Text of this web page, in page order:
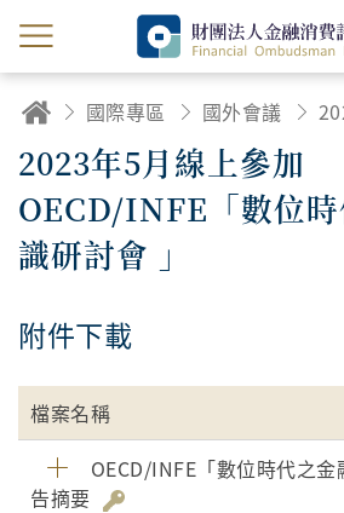
國際專區 國外會議
2023年5月線上參加
OECD/INFE「數位
識研討會 」
附件下載
檔案名稱
OECD/INFE「數位時代之
告摘要